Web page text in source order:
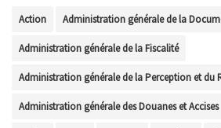
Action Administration générale de la
Administration générale de la Fiscalité
Administration générale de la Perception et du
Administration générale des Douanes et Accises